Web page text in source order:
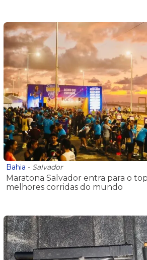
Bahia - Salvador
Maratona Salvador entra para o
melhores corridas do mundo